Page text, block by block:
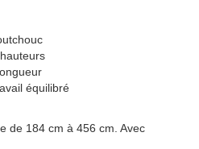
équilibré
de 184 cm à 456 cm. Avec